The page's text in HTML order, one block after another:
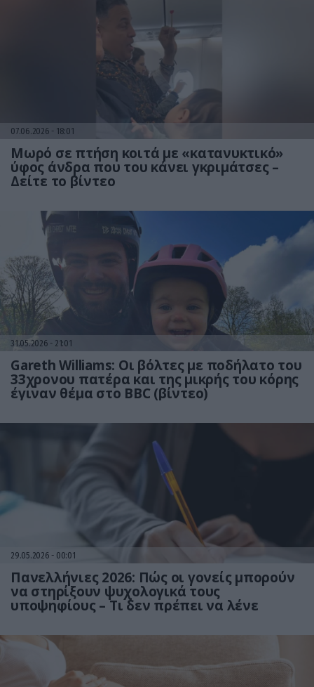
07.06.2026 18:01
Mωρό σε πτήση κοιτά με «κατανυκτικό»
ύφος άνδρα που του κάνει γκριμάτσες –
Δείτε το βίντεο
31.05.2026 21:01
Gareth Williams: Οι βόλτες με ποδήλατο του
33χρονου πατέρα και της μικρής του κόρης
έγιναν θέμα στο BBC (βίντεο)
29.05.2026 00:01
Πανελλήνιες 2026: Πώς οι γονείς μπορούν
να στηρίξουν ψυχολογικά τους
υποψηφίους – Τι δεν πρέπει να λένε